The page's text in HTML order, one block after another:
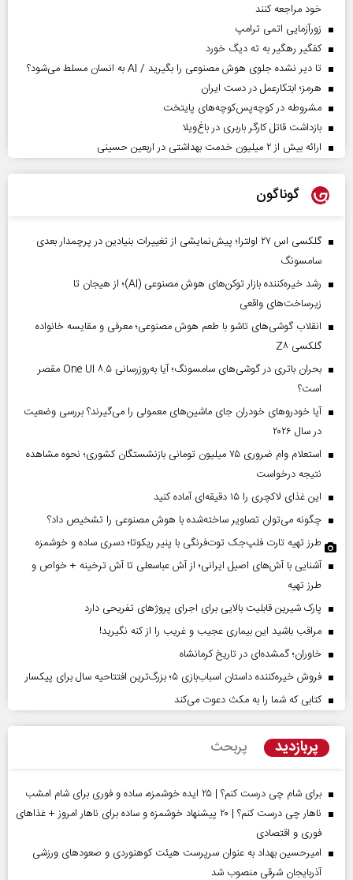
خود مراجعه کنند
زورآزمایی اتمی ترامپ
کفگیر رهگیر به ته دیگ خورد
تا دیر نشده جلوی هوش مصنوعی را بگیرید / AI به انسان مسلط می‌شود؟
هرمز؛ ابتکارعمل در دست ایران
مشروطه در کوچه‌پس‌کوچه‌های پایتخت
بازداشت قاتل کارگر باربری در باغ‌ویلا
ارائه بیش از ۲ میلیون خدمت بهداشتی در اربعین حسینی
گوناگون
گلکسی اس ۲۷ اولترا؛ پیش‌نمایشی از تغییرات بنیادین در پرچمدار بعدی
سامسونگ
رشد خیره‌کننده بازار توکن‌های هوش مصنوعی (AI)؛ از هیجان تا
زیرساخت‌های واقعی
انقلاب گوشی‌های تاشو‌ با طعم هوش مصنوعی؛ معرفی و مقایسه خانواده
گلکسی Z۸
بحران باتری در گوشی‌های سامسونگ؛ آیا به‌روزرسانی One UI ۸.۵ مقصر
است؟
آیا خودروهای خودران جای ماشین‌های معمولی را می‌گیرند؟ بررسی وضعیت
در سال ۲۰۲۶
استعلام وام ضروری ۷۵ میلیون تومانی بازنشستگان کشوری؛ نحوه مشاهده
نتیجه درخواست
این غذای لاکچری را ۱۵ دقیقه‌ای آماده کنید
چگونه می‌توان تصاویر ساخته‌شده با هوش مصنوعی را تشخیص داد؟
طرز تهیه تارت فلپ‌جک توت‌فرنگی با پنیر ریکوتا؛ دسری ساده و خوشمزه
آشنایی با آش‌های اصیل ایرانی؛ از آش عباسعلی تا آش ترخینه + خواص و
طرز تهیه
پارک شیرین قابلیت‌ بالایی برای اجرای پروژهای تفریحی دارد
مراقب باشید این بیماری عجیب و غریب را از کنه نگیرید!
خاوران؛ گمشده‌ای در تاریخ کرمانشاه
فروش خیره‌کننده داستان اسباب‌بازی ۵؛ بزرگ‌ترین افتتاحیه سال برای پیکسار
کتابی که شما را به مکث دعوت می‌کند
پربازدید پربحث
برای شام چی درست کنم؟ | ۲۵ ایده خوشمزه، ساده و فوری برای شام امشب
ناهار چی درست کنم؟ | ۲۰ پیشنهاد خوشمزه و ساده برای ناهار امروز + غذاهای
فوری و اقتصادی
امیرحسین بهداد به عنوان سرپرست هیئت کوهنوردی و صعودهای ورزشی
آذربایجان شرقی منصوب شد